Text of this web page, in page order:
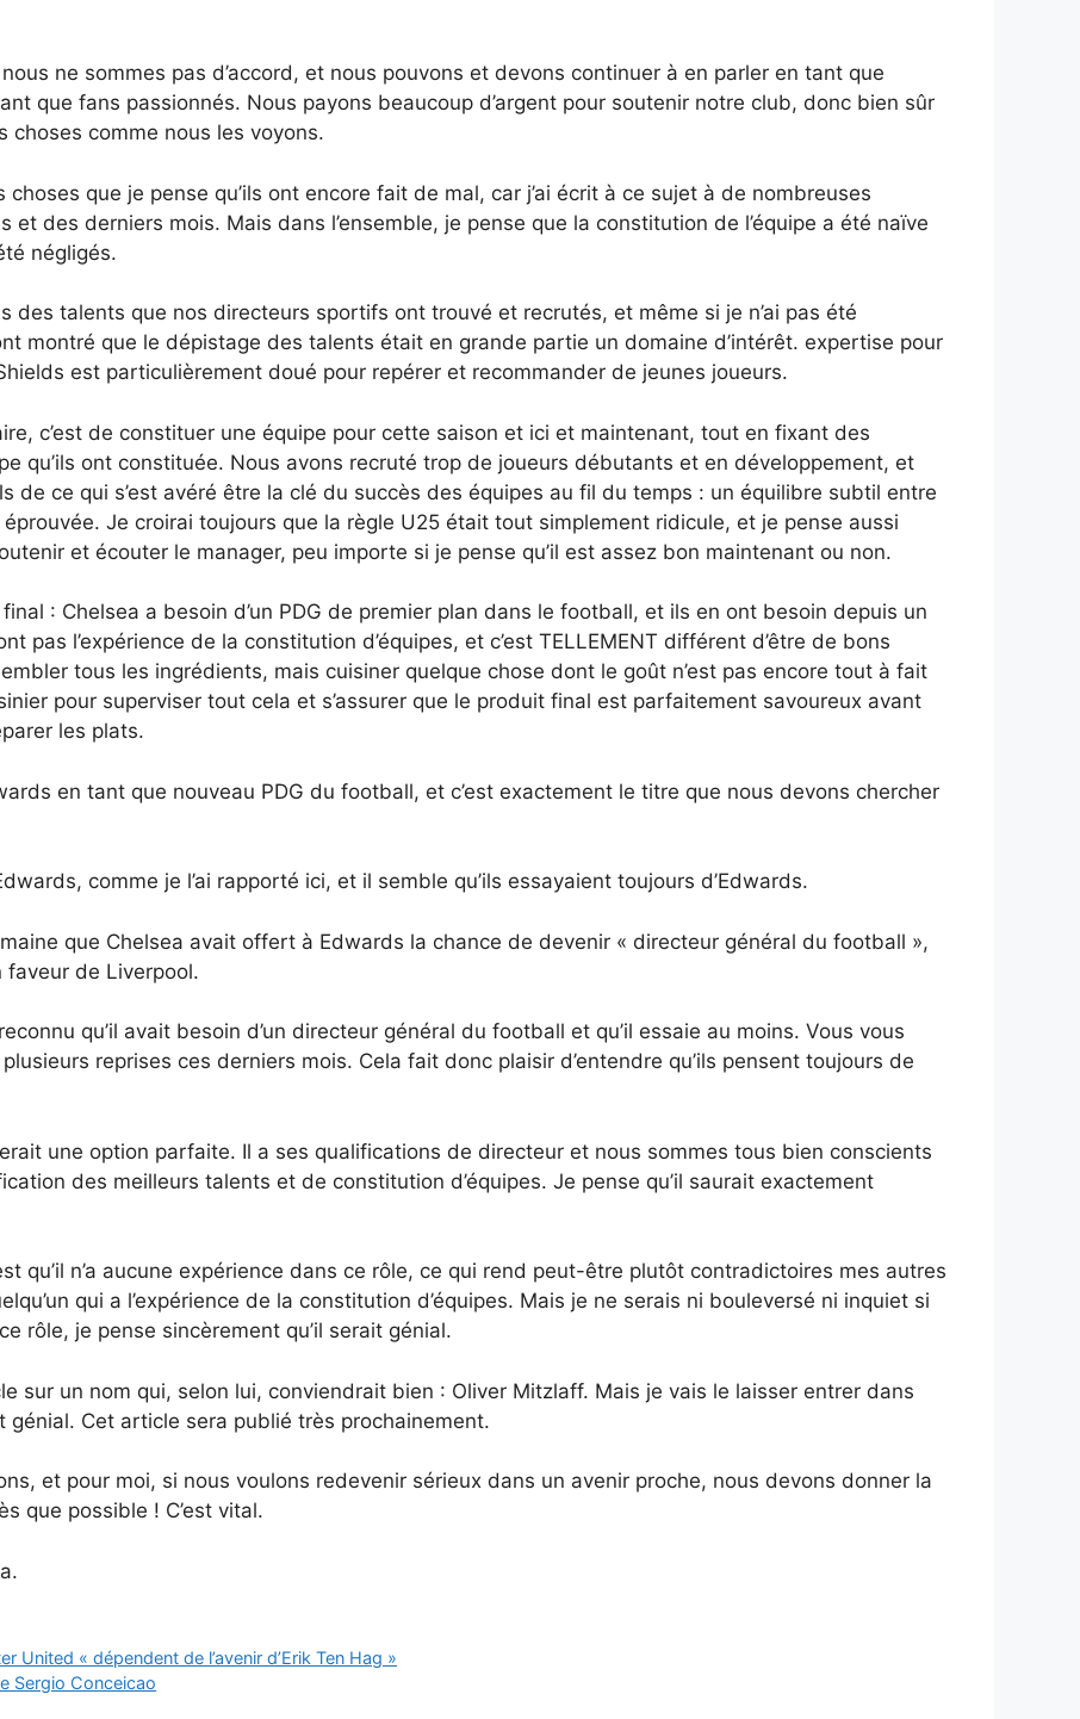
ne sommes pas d’accord, et nous pouvons et devons continuer à en parler en tant que
que fans passionnés. Nous payons beaucoup d’argent pour soutenir notre club, donc bien sûr
choses comme nous les voyons.
que je pense qu’ils ont encore fait de mal, car j’ai écrit à ce sujet à de nombreuses
et des derniers mois. Mais dans l’ensemble, je pense que la constitution de l’équipe a été naïve
négligés.
des talents que nos directeurs sportifs ont trouvé et recrutés, et même si je n’ai pas été
montré que le dépistage des talents était en grande partie un domaine d’intérêt. expertise pour
est particulièrement doué pour repérer et recommander de jeunes joueurs.
c’est de constituer une équipe pour cette saison et ici et maintenant, tout en fixant des
qu’ils ont constituée. Nous avons recruté trop de joueurs débutants et en développement, et
de ce qui s’est avéré être la clé du succès des équipes au fil du temps : un équilibre subtil entre
Je croirai toujours que la règle U25 était tout simplement ridicule, et je pense aussi
et écouter le manager, peu importe si je pense qu’il est assez bon maintenant ou non.
: Chelsea a besoin d’un PDG de premier plan dans le football, et ils en ont besoin depuis un
pas l’expérience de la constitution d’équipes, et c’est TELLEMENT différent d’être de bons
tous les ingrédients, mais cuisiner quelque chose dont le goût n’est pas encore tout à fait
pour superviser tout cela et s’assurer que le produit final est parfaitement savoureux avant
les plats.
en tant que nouveau PDG du football, et c’est exactement le titre que nous devons chercher
comme je l’ai rapporté ici, et il semble qu’ils essayaient toujours d’Edwards.
que Chelsea avait offert à Edwards la chance de devenir « directeur général du football »,
faveur de Liverpool.
qu’il avait besoin d’un directeur général du football et qu’il essaie au moins. Vous vous
reprises ces derniers mois. Cela fait donc plaisir d’entendre qu’ils pensent toujours de
une option parfaite. Il a ses qualifications de directeur et nous sommes tous bien conscients
des meilleurs talents et de constitution d’équipes. Je pense qu’il saurait exactement
qu’il n’a aucune expérience dans ce rôle, ce qui rend peut-être plutôt contradictoires mes autres
qui a l’expérience de la constitution d’équipes. Mais je ne serais ni bouleversé ni inquiet si
rôle, je pense sincèrement qu’il serait génial.
sur un nom qui, selon lui, conviendrait bien : Oliver Mitzlaff. Mais je vais le laisser entrer dans
génial. Cet article sera publié très prochainement.
et pour moi, si nous voulons redevenir sérieux dans un avenir proche, nous devons donner la
que possible ! C’est vital.
« dépendent de l’avenir d’Erik Ten Hag »
Sergio Conceicao